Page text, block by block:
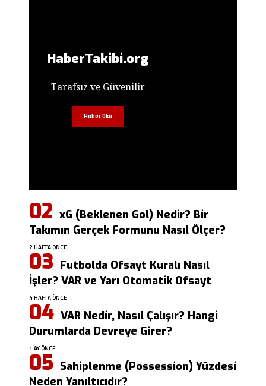
HaberTakibi.org
Tarafsız ve Güvenilir
Haber Oku
xG (Beklenen Gol) Nedir? Bir
Takımın Gerçek Formunu Nasıl Ölçer?
2 HAFTA ÖNCE
Futbolda Ofsayt Kuralı Nasıl
İşler? VAR ve Yarı Otomatik Ofsayt
4 HAFTA ÖNCE
VAR Nedir, Nasıl Çalışır? Hangi
Durumlarda Devreye Girer?
1 AY ÖNCE
Sahiplenme (Possession) Yüzdesi
Neden Yanıltıcıdır?